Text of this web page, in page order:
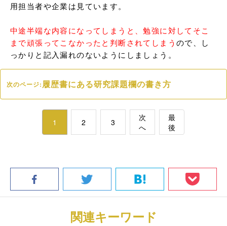
用担当者や企業は見ています。
中途半端な内容になってしまうと、勉強に対してそこ
まで頑張ってこなかったと判断されてしまう ので、し
っかりと記入漏れのないようにしましょう。
次のページ:履歴書にある研究課題欄の書き方
1 2 3
次
へ
最
後
関連キーワード